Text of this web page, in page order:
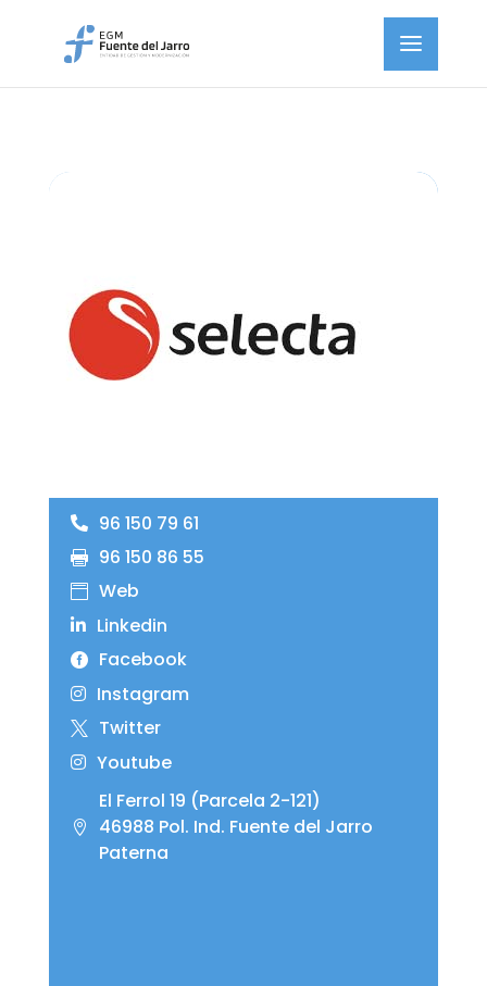
96 150 79 61
96 150 86 55
Web
Linkedin
Facebook
Instagram
Twitter
Youtube
El Ferrol 19 (Parcela 2-121)
46988 Pol. Ind. Fuente del Jarro
Paterna